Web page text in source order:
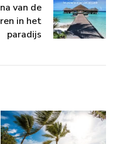
van de
in het
paradijs